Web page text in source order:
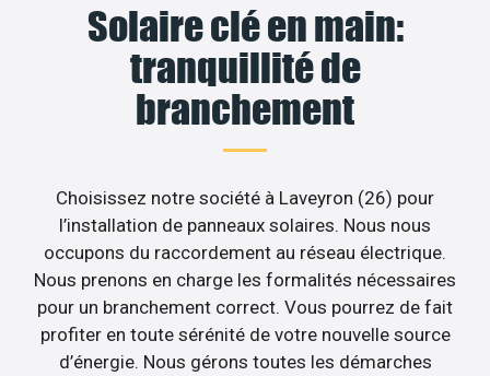
Solaire clé en main:
tranquillité de
branchement
Choisissez notre société à Laveyron (26) pour
l’installation de panneaux solaires. Nous nous
occupons du raccordement au réseau électrique.
Nous prenons en charge les formalités nécessaires
pour un branchement correct. Vous pourrez de fait
profiter en toute sérénité de votre nouvelle source
d’énergie. Nous gérons toutes les démarches